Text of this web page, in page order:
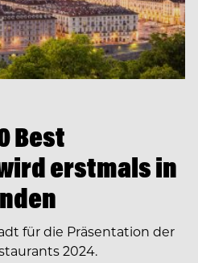
Best
erstmals in
für die Präsentation der
2024.